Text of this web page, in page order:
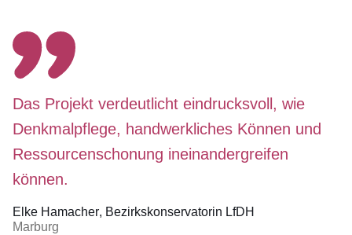
Das Projekt verdeutlicht eindrucksvoll, wie
Denkmalpflege, handwerkliches Können und
Ressourcenschonung ineinandergreifen
können.
Elke Hamacher Bezirkskonservatorin LfDH
Marburg